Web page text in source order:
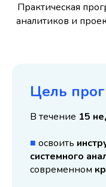
Практическая
аналитиков и
Цель
В течение 15
■ освоить
системного
современном